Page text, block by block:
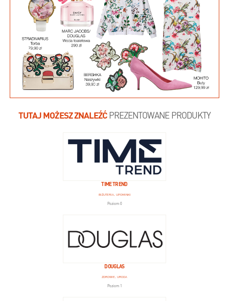
TUTAJ MOŻESZ ZNALEŹĆPREZENTOWANE PRODUKTY
TIME TREND
BIŻUTERIA, UPOMINKI
Poziom 0
DOUGLAS
ZDROWIE, URODA
Poziom 1